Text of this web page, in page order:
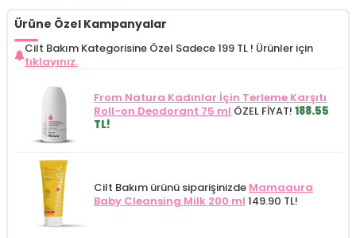
Ürüne Özel Kampanyalar
Cilt Bakım Kategorisine Özel Sadece 199 TL ! Ürünler için
tıklayınız.
From Natura Kadınlar İçin Terleme Karşıtı
Roll-on Deodorant 75 ml ÖZEL FİYAT! 188.55
TL!
Cilt Bakım ürünü siparişinizde Mamaaura
Baby Cleansing Milk 200 ml 149.90 TL!